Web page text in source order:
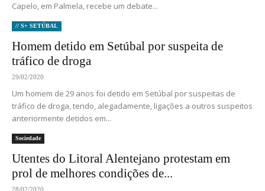
Capelo, em Palmela, recebe um debate...
// S+ SETÚBAL
Homem detido em Setúbal por suspeita de
tráfico de droga
29/02/2020
Um homem de 29 anos foi detido em Setúbal por suspeitas de
tráfico de droga, tendo, alegadamente, ligações a outros suspeitos
anteriormente detidos em...
Sociedade
Utentes do Litoral Alentejano protestam em
prol de melhores condições de...
28/02/2020